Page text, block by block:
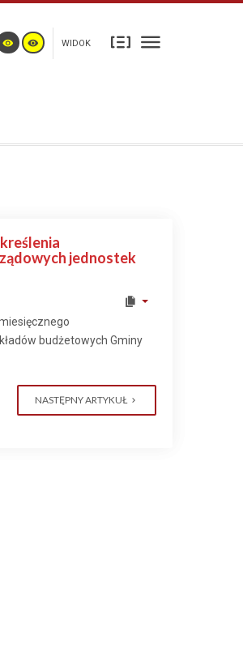
WIDOK
jednostek
budżetowych Gminy
NASTĘPNY ARTYKUŁ